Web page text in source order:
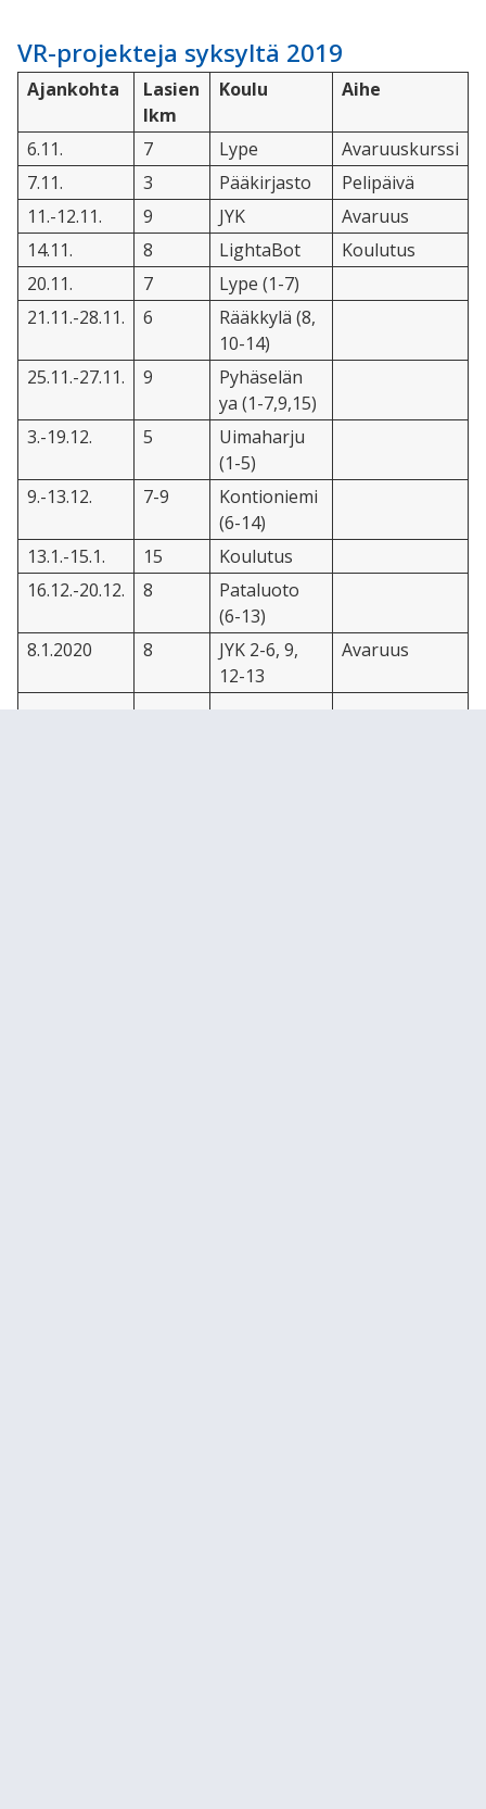
VR-projekteja syksyltä 2019
Ajankohta
Lasien
lkm
Koulu Aihe
6.11. 7 Lype
Avaruuskurssi
7.11.
3 Pääkirjasto
Pelipäivä
11.-12.11.
9 JYK
Avaruus
14.11.
8 LightaBot
Koulutus
20.11.
7
Lype (1-7)
21.11.-28.11.
6
Rääkkylä (8,
10-14)
25.11.-27.11.
9
Pyhäselän
ya (1-7,9,15)
3.-19.12.
5
Uimaharju
(1-5)
9.-13.12.
7-9
Kontioniemi
(6-14)
13.1.-15.1.
15
Koulutus
16.12.-20.12.
8
Pataluoto
(6-13)
8.1.2020
8
JYK 2-6, 9,
12-13
Avaruus